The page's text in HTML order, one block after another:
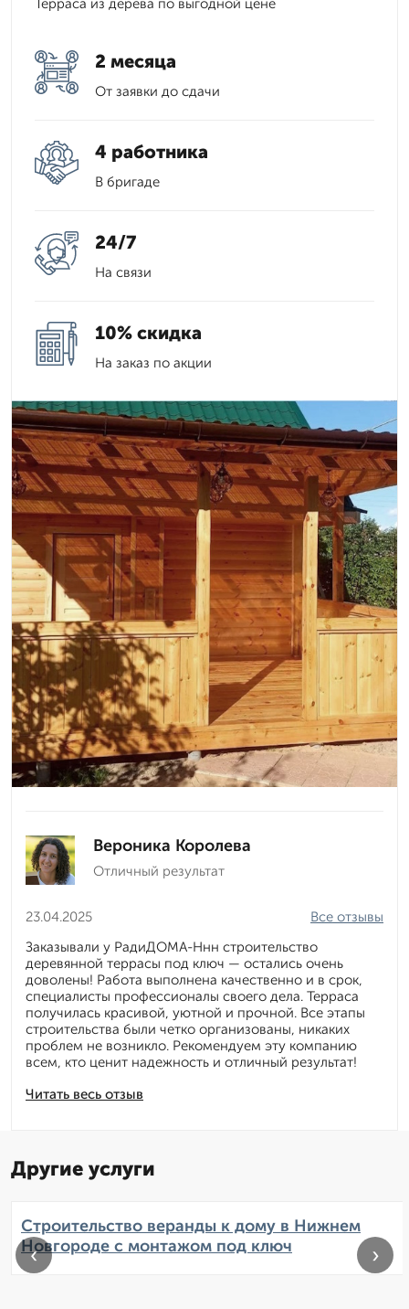
Терраса из дерева по выгодной цене
2 месяца
От заявки до сдачи
4 работника
В бригаде
24/7
На связи
10% скидка
На заказ по акции
Вероника Королева
Отличный результат
23.04.2025
Читать весь отзыв
Все отзывы
Заказывали у РадиДОМА-Ннн строительство
деревянной террасы под ключ — остались очень
доволены! Работа выполнена качественно и в срок,
специалисты профессионалы своего дела. Терраса
получилась красивой, уютной и прочной. Все этапы
строительства были четко организованы, никаких
проблем не возникло. Рекомендуем эту компанию
всем, кто ценит надежность и отличный результат!
Другие услуги
Строительство веранды к дому в Нижнем
Новгороде с монтажом под ключ
‹ ›